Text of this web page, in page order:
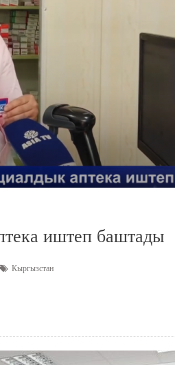
иштеп баштады
Кыргызстан